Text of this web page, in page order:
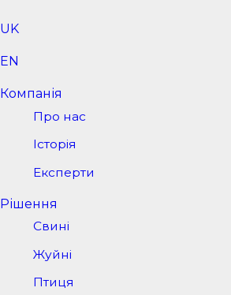
UK
EN
Компанія
Про нас
Історія
Експерти
Рішення
Свині
Жуйні
Птиця